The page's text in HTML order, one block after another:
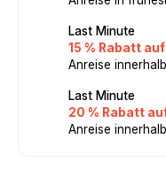
Last Minute
15 % Rabatt
Anreise
Last Minute
20 % Rabatt
Anreise